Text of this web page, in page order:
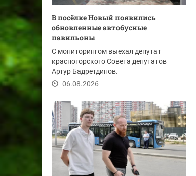
В посёлке Новый появились
обновленные автобусные
павильоны
С мониторингом выехал депутат
красногорского Совета депутатов
Артур Бадретдинов.
06.08.2026